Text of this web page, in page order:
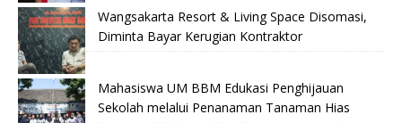
Wangsakarta Resort & Living Space Disomasi,
Diminta Bayar Kerugian Kontraktor
Mahasiswa UM BBM Edukasi Penghijauan
Sekolah melalui Penanaman Tanaman Hias